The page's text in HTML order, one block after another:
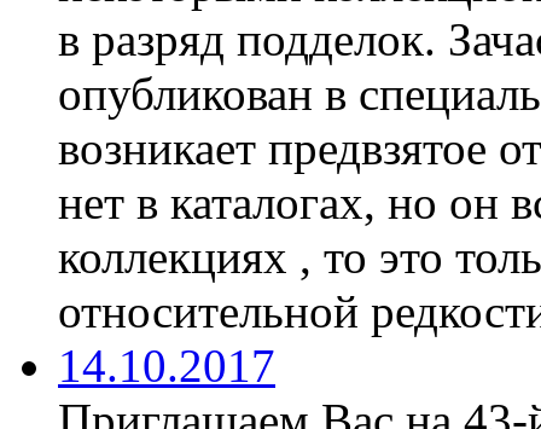
в разряд подделок.
опубликован в
возникает предвзятое
нет в каталогах, но он
коллекциях , то это
относительной
14.10.2017